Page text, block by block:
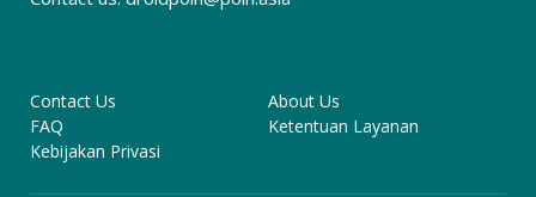
Contact Us
About Us
FAQ
Ketentuan Layanan
Kebijakan Privasi